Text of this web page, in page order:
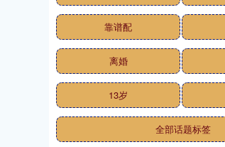
靠谱配
离婚
13岁
全部话题标签